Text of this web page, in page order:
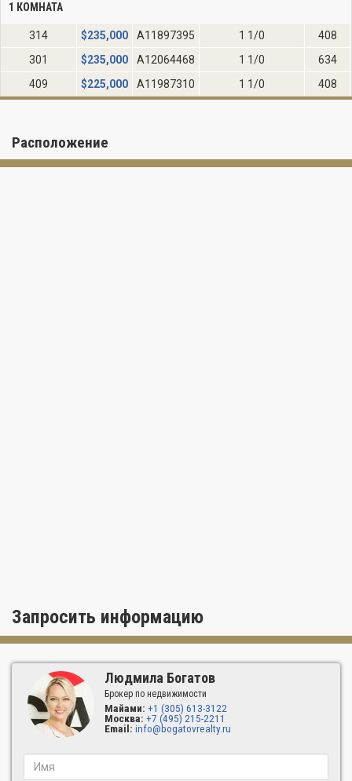
1 КОМНАТА
314 $235,000 A11897395 1 1/0
408
301
$235,000 A12064468 1 1/0
634
409
$225,000 A11987310 1 1/0 408
Расположение
Запросить информацию
Людмила Богатов
Брокер по недвижимости
Майами: +1 (305) 613-3122
Москва: +7 (495) 215-2211
Email: info@bogatovrealty.ru